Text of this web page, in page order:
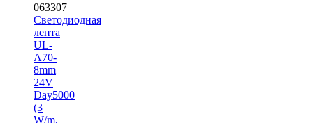
063307
Светодиодная
лента
UL-
A70-
8mm
24V
Day5000
(3
W/m,